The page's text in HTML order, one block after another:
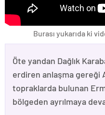
Burası yukarıda ki
Öte yandan Dağlık
erdiren anlaşma gereği
topraklarda bulunan
bölgeden ayrılmaya